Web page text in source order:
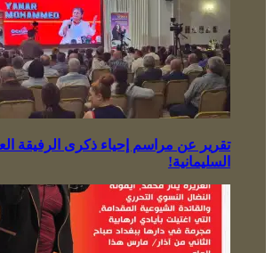
تقرير عن مراسم إحياء ذكرى الرفيقة
السليمانية!